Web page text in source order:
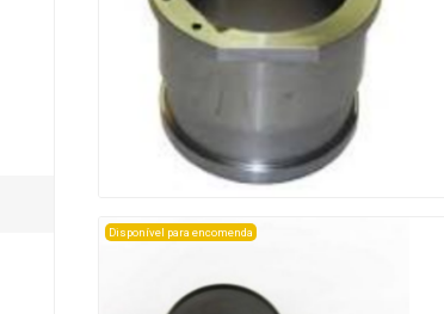
Disponível para encomenda